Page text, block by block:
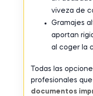
viveza de
Gramajes
aportan
al coger la
Todas las
profesionales
documentos